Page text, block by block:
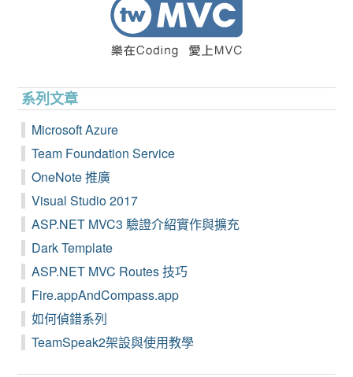
系列文章
Microsoft Azure
Team Foundation Service
OneNote 推廣
Visual Studio 2017
ASP.NET MVC3 驗證介紹實作與擴充
Dark Template
ASP.NET MVC Routes 技巧
Fire.appAndCompass.app
如何偵錯系列
TeamSpeak2架設與使用教學